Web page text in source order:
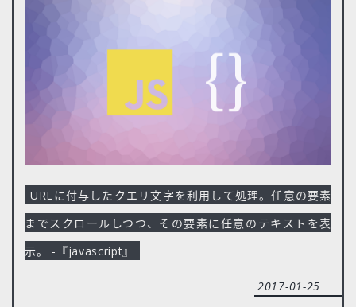
URLに付与したクエリ文字を利用して処理。任意の要素
までスクロールしつつ、その要素に任意のテキストを表
示。 -『javascript』
2017-01-25